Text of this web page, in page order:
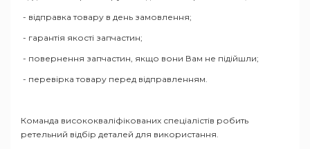
- відправка товару в день замовлення;
- гарантія якості запчастин;
- повернення запчастин, якщо вони Вам не підійшли;
- перевірка товару перед відправленням.
Команда висококваліфікованих спеціалістів робить
ретельний відбір деталей для використання.